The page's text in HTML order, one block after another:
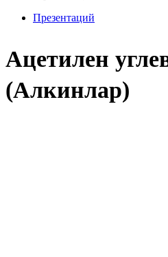
Презентаций
Ацетилен
(Алкинлар)